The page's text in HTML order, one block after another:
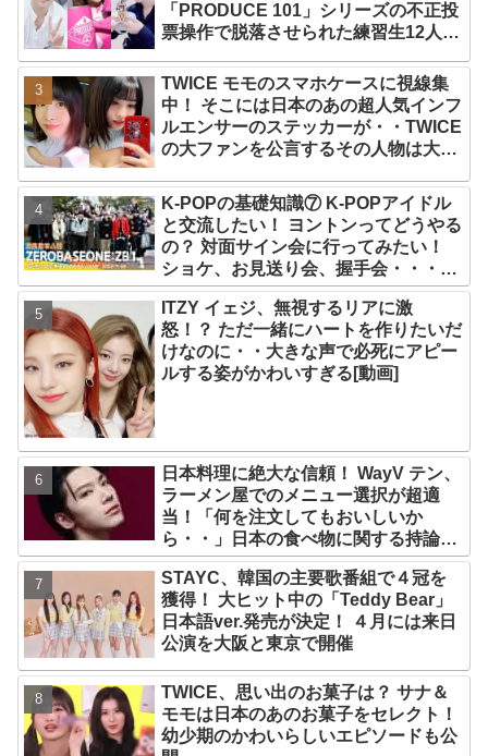
「PRODUCE 101」シリーズの不正投
票操作で脱落させられた練習生12人の
TWICE モモのスマホケースに視線集
中！ そこには日本のあの超人気インフ
ルエンサーのステッカーが・・TWICE
の大ファンを公言するその人物は大よ
と話題沸騰
K-POPの基礎知識⑦ K-POPアイドル
と交流したい！ ヨントンってどうやる
の？ 対面サイン会に行ってみたい！
ショケ、お見送り会、握手会・・・リ
リースイベントあれこれを紹介
ITZY イェジ、無視するリアに激
怒！？ ただ一緒にハートを作りたいだ
けなのに・・大きな声で必死にアピー
ルする姿がかわいすぎる[動画]
日本料理に絶大な信頼！ WayV テン、
ラーメン屋でのメニュー選択が超適
当！「何を注文してもおいしいか
ら・・」日本の食べ物に関する持論を
明かす
STAYC、韓国の主要歌番組で４冠を
獲得！ 大ヒット中の「Teddy Bear」
日本語ver.発売が決定！ ４月には来日
公演を大阪と東京で開催
TWICE、思い出のお菓子は？ サナ＆
モモは日本のあのお菓子をセレクト！
幼少期のかわいらしいエピソードも公